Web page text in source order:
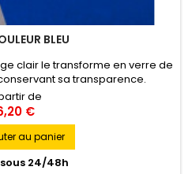
BLEU
clair le transforme en verre de
sa transparence.
de
€
au panier
24/48h